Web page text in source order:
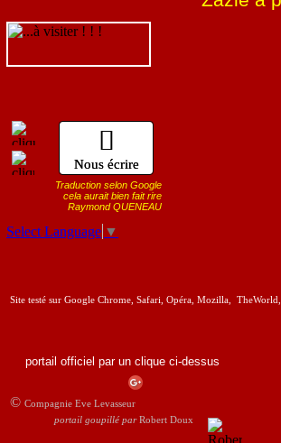
Site testé sur Google Chrome, Safari, Opéra, Mozilla,
portail officiel par un clique ci-dessus
© Compagnie Eve Levasseur
portail goupillé parRobert Doux
Traduction selon Google
cela aurait bien fait rire
Raymond QUENEAU
Select Language ▼
Nous écrire